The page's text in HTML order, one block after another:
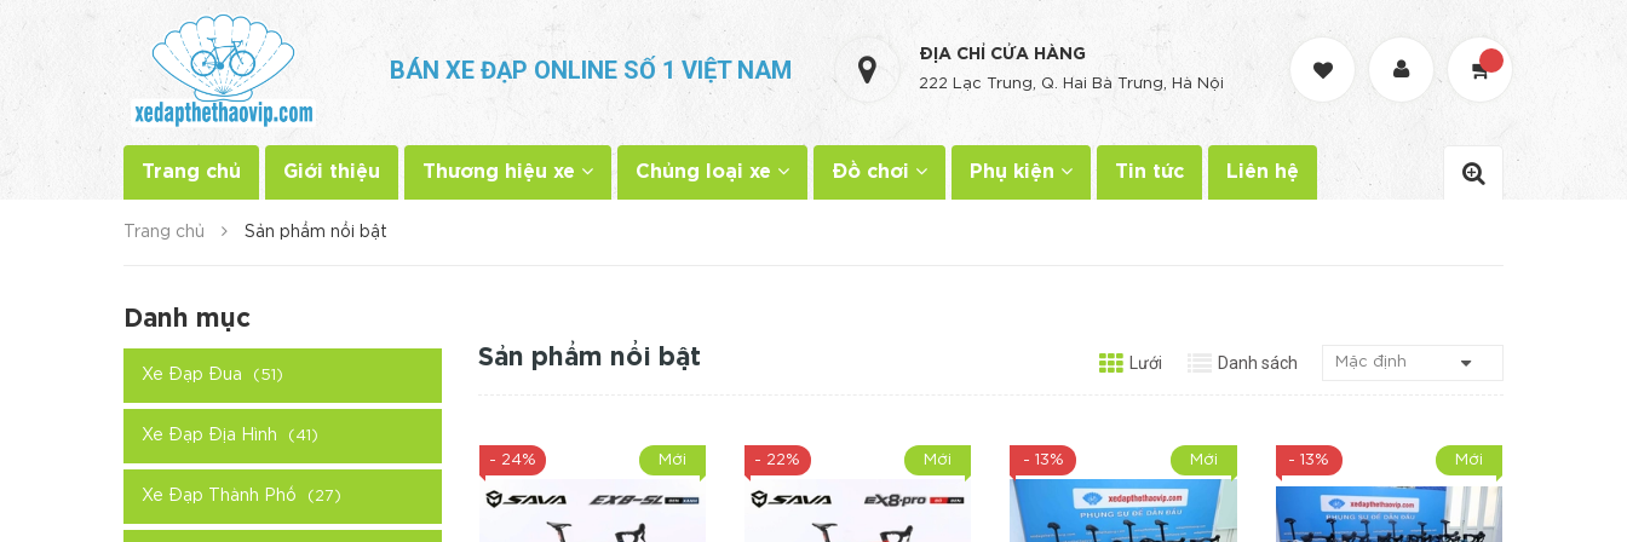
BÁN XE ĐẠP ONLINE SỐ 1 VIỆT NAM
ĐỊA CHỈ CỬA HÀNG
222 Lạc Trung, Q. Hai Bà Trưng, Hà Nội
Trang chủ Giới thiệu Thương hiệu xe Chủng loại xe Đồ chơi Phụ kiện Tin tức Liên hệ
Trang chủ Sản phẩm nổi bật
Sản phẩm nổi bật Lưới Danh sách
- 24% Mới - 22% Mới - 13% Mới - 13% Mới
Danh mục
Xe Đạp Đua (51)
Xe Đạp Địa Hình (41)
Xe Đạp Thành Phố (27)